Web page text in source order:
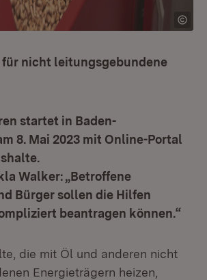
nicht leitungsgebundene
startet in Baden-
8. Mai 2023 mit Online-Portal
Walker: „Betroffene
Bürger sollen die Hilfen
beantragen können.“
die mit Öl und anderen nicht
Energieträgern heizen,